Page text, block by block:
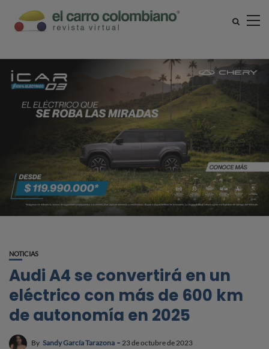
NOTICIAS
Audi A4 se convertirá en un
eléctrico con más de 600 km
de autonomía en 2025
By Sandy García Tarazona 23 de octubre de 2023